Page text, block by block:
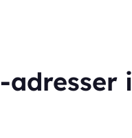
adresser i